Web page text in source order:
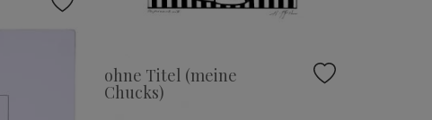
ohne Titel (meine
Chucks)